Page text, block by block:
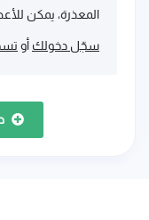
المعذرة، يمكن
سجّل دخولك أو